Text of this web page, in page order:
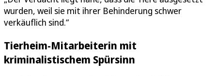
wurden, weil sie mit ihrer Behinderung schwer
verkäuflich sind.“
Tierheim-Mitarbeiterin mit
kriminalistischem Spürsinn